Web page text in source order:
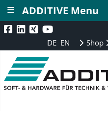
DE EN Shop
ADDITIVE Menu
≡